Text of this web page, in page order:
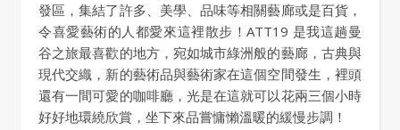
發區，集結了許多、美學、品味等相關藝廊或是百貨，
令喜愛藝術的人都愛來這裡散步！ATT19 是我這趟曼
谷之旅最喜歡的地方，宛如城市綠洲般的藝廊，古典與
現代交織，新的藝術品與藝術家在這個空間發生，裡頭
還有一間可愛的咖啡廳，光是在這就可以花兩三個小時
好好地環繞欣賞，坐下來品嘗慵懶溫暖的緩慢步調！